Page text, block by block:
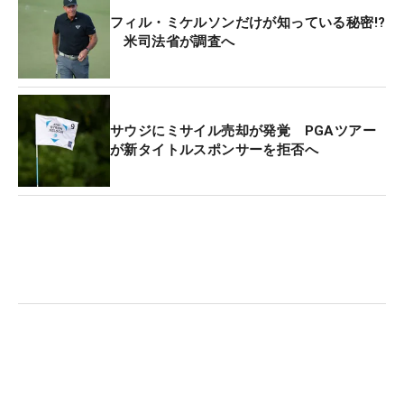
常に話題を振りまき、大きな注目を集めたLIV騒
動。来年以降の動きからますます目が離せなくなっ
てきた。
フィル・ミケルソンだけが知っている秘密!?
米司法省が調査へ
サウジにミサイル売却が発覚 PGAツアー
が新タイトルスポンサーを拒否へ